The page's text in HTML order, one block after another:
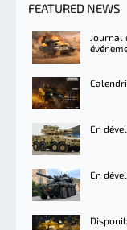
FEATURED NEWS
Journal
En
En